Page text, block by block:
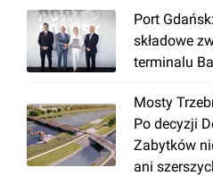
Port
składowe
terminalu
Mosty
Po decyzji
Zabytków
ani